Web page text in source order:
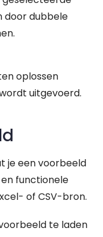
door dubbele
oplossen
uitgevoerd.
je een voorbeeld
functionele
of CSV-bron.
te laden